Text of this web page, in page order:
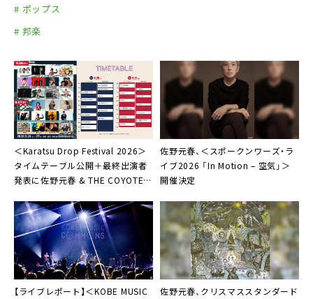
# ポップス
# 邦楽
＜Karatsu Drop Festival 2026＞
タイムテーブル公開＋最終出演者
発表に佐野元春 & THE COYOTE
佐野元春、＜スポークンワーズ・ラ
イブ2026 「In Motion – 空気」＞
開催決定
【ライブレポート】＜KOBE MUSIC 佐野元春、クリスマススタンダード